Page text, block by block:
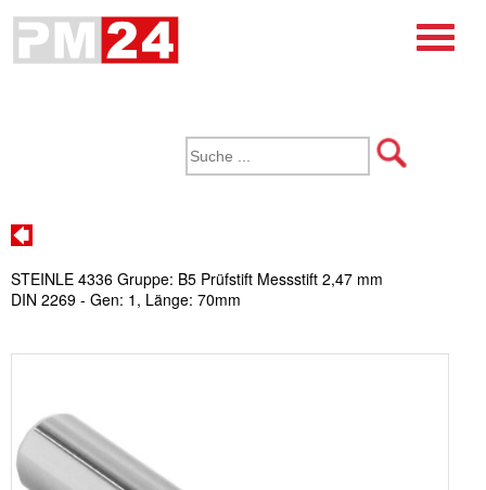
STEINLE 4336 Gruppe: B5 Prüfstift Messstift 2,47 mm
DIN 2269 - Gen: 1, Länge: 70mm